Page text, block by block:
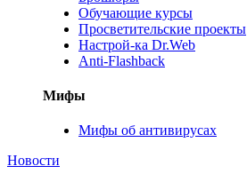
Обучающие курсы
Просветительские проекты
Настрой-ка Dr.Web
Anti-Flashback
Мифы
Мифы об антивирусах
Новости